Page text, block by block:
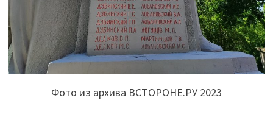
Фото из архива ВСТОРОНЕ.РУ 2023